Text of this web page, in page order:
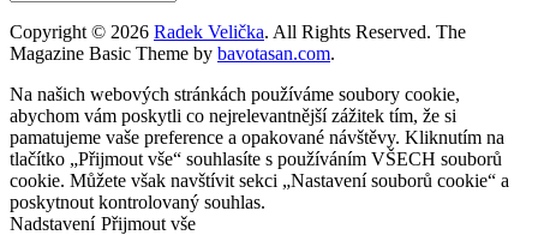
Copyright © 2026 Radek Velička. All Rights Reserved. The
Magazine Basic Theme by bavotasan.com.
Na našich webových stránkách používáme soubory cookie,
abychom vám poskytli co nejrelevantnější zážitek tím, že si
pamatujeme vaše preference a opakované návštěvy. Kliknutím na
tlačítko „Přijmout vše“ souhlasíte s používáním VŠECH souborů
cookie. Můžete však navštívit sekci „Nastavení souborů cookie“ a
poskytnout kontrolovaný souhlas.
Nadstavení Přijmout vše